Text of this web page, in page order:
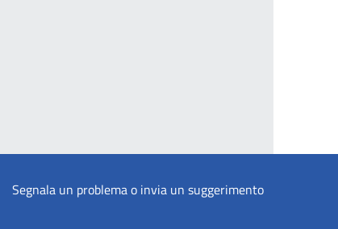
Segnala un problema o invia un suggerimento